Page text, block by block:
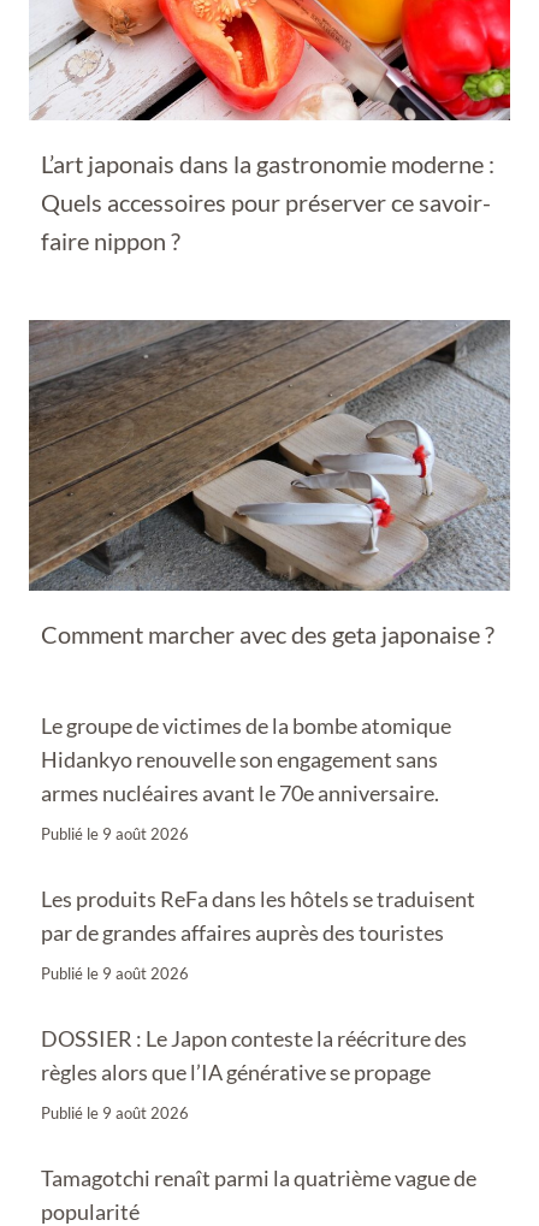
L’art japonais dans la gastronomie moderne :
Quels accessoires pour préserver ce savoir-
faire nippon ?
Comment marcher avec des geta japonaise ?
Le groupe de victimes de la bombe atomique
Hidankyo renouvelle son engagement sans
armes nucléaires avant le 70e anniversaire.
Publié le 9 août 2026
Les produits ReFa dans les hôtels se traduisent
par de grandes affaires auprès des touristes
Publié le 9 août 2026
DOSSIER : Le Japon conteste la réécriture des
règles alors que l’IA générative se propage
Publié le 9 août 2026
Tamagotchi renaît parmi la quatrième vague de
popularité